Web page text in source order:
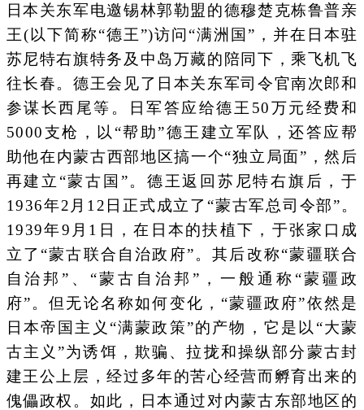
日本关东军电邀锡林郭勒盟的德穆楚克栋鲁普亲
王(以下简称“德王”)访问“满洲国”，并在日本驻
苏尼特右旗特务及中岛万藏的陪同下，乘飞机飞
往长春。德王会见了日本关东军司令官南次郎和
参谋长西尾等。日军答应给德王50万元经费和
5000支枪，以“帮助”德王建立军队，还答应帮
助他在内蒙古西部地区搞一个“独立局面”，然后
再建立“蒙古国”。德王返回苏尼特右旗后，于
1936年2月12日正式成立了“蒙古军总司令部”。
1939年9月1日，在日本的扶植下，于张家口成
立了“蒙古联合自治政府”。其后改称“蒙疆联合
自治邦”、“蒙古自治邦”，一般通称“蒙疆政
府”。但无论名称如何变化，“蒙疆政府”依然是
日本帝国主义“满蒙政策”的产物，它是以“大蒙
古主义”为诱饵，欺骗、拉拢和操纵部分蒙古封
建王公上层，经过多年的苦心经营而孵育出来的
傀儡政权。如此，日本通过对内蒙古东部地区的